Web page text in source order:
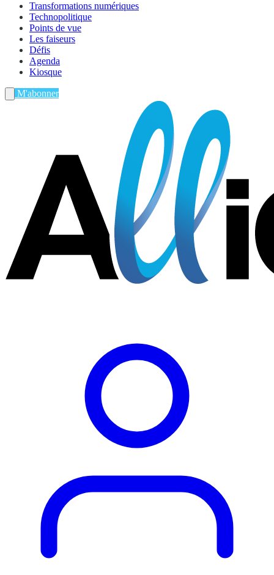
Transformations numériques
Technopolitique
Points de vue
Les faiseurs
Défis
Agenda
Kiosque
M'abonner